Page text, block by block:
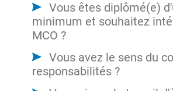
Vous êtes diplômé(e)
minimum et souhaitez
MCO ?
Vous avez le sens du
responsabilités ?